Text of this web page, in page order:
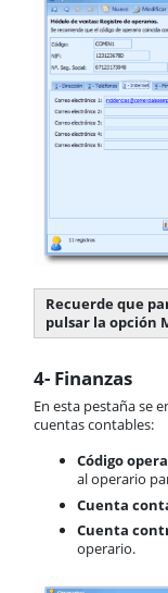
Recuerde que
pulsar la opción
4- Finanzas
En esta pestaña se
cuentas contables:
Código
al operario
Cuenta
Cuenta
operario.